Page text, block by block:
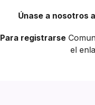
Únase a nosotros
Para registrarse
el